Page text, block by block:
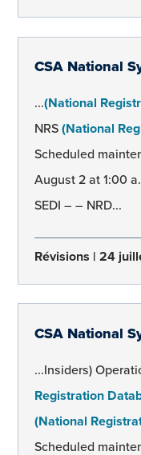
CSA National
...(National
NRS(National
Scheduled
August 2 at 1:00
SEDI – – NRD...
Révisions 24
CSA National
...Insiders)
Registration
(National
Scheduled